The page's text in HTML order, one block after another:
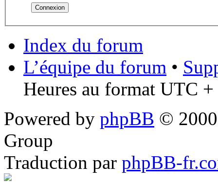
Index du forum
L’équipe du forum •
Heures au format UTC
Powered by phpBB ©
Group
Traduction par phpBB-